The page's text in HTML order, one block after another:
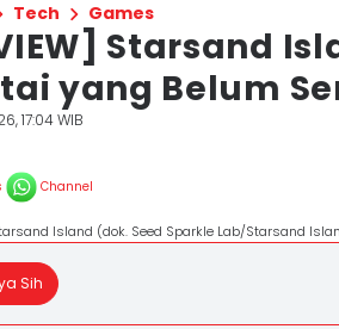
Tech Games
Starsand
yang Belum
17:04 WIB
Channel
Island (dok. Seed Sparkle Lab/Starsand
Sih